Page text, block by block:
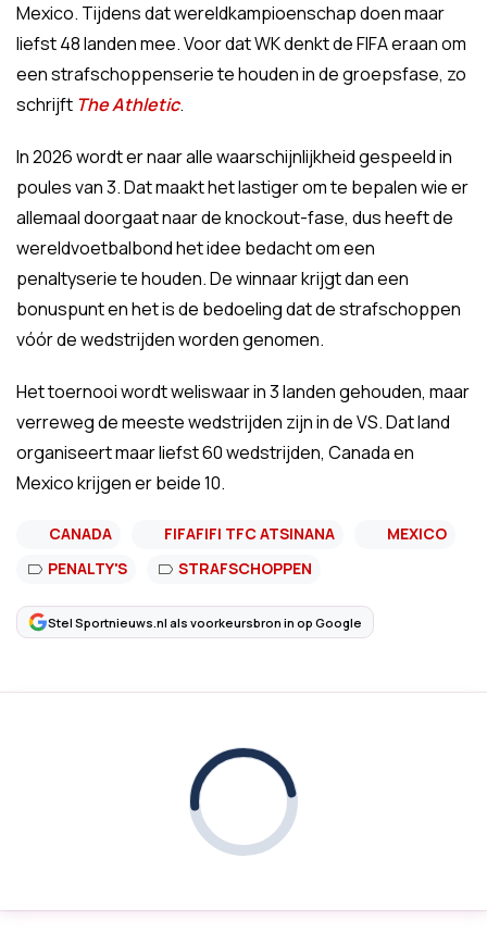
Mexico. Tijdens dat wereldkampioenschap doen maar
liefst 48 landen mee. Voor dat WK denkt de FIFA eraan om
een strafschoppenserie te houden in de groepsfase, zo
schrijft The Athletic.
In 2026 wordt er naar alle waarschijnlijkheid gespeeld in
poules van 3. Dat maakt het lastiger om te bepalen wie er
allemaal doorgaat naar de knockout-fase, dus heeft de
wereldvoetbalbond het idee bedacht om een
penaltyserie te houden. De winnaar krijgt dan een
bonuspunt en het is de bedoeling dat de strafschoppen
vóór de wedstrijden worden genomen.
Het toernooi wordt weliswaar in 3 landen gehouden, maar
verreweg de meeste wedstrijden zijn in de VS. Dat land
organiseert maar liefst 60 wedstrijden, Canada en
Mexico krijgen er beide 10.
CANADA FIFAFIFI TFC ATSINANA
MEXICO
PENALTY'S
STRAFSCHOPPEN
Stel Sportnieuws.nl als voorkeursbron in op Google